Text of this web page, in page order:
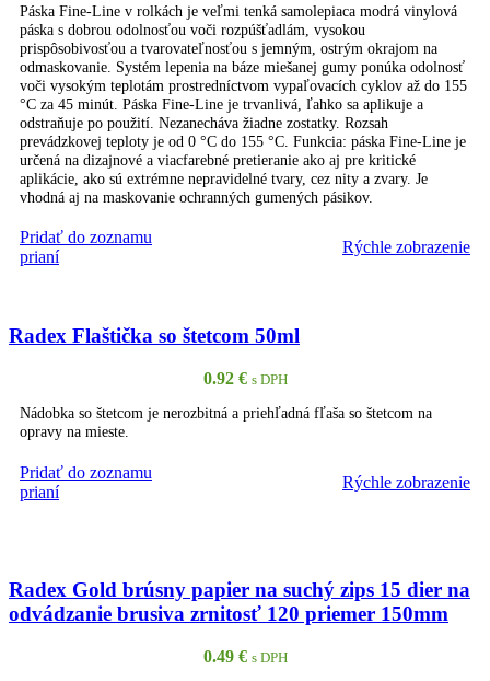
Páska Fine-Line v rolkách je veľmi tenká samolepiaca modrá vinylová
páska s dobrou odolnosťou voči rozpúšťadlám, vysokou
prispôsobivosťou a tvarovateľnosťou s jemným, ostrým okrajom na
odmaskovanie. Systém lepenia na báze miešanej gumy ponúka odolnosť
voči vysokým teplotám prostredníctvom vypaľovacích cyklov až do 155
°C za 45 minút. Páska Fine-Line je trvanlivá, ľahko sa aplikuje a
odstraňuje po použití. Nezanecháva žiadne zostatky. Rozsah
prevádzkovej teploty je od 0 °C do 155 °C. Funkcia: páska Fine-Line je
určená na dizajnové a viacfarebné pretieranie ako aj pre kritické
aplikácie, ako sú extrémne nepravidelné tvary, cez nity a zvary. Je
vhodná aj na maskovanie ochranných gumených pásikov.
Pridať do zoznamu
prianí
Rýchle zobrazenie
Radex Flaštička so štetcom 50ml
0.92 € s DPH
Nádobka so štetcom je nerozbitná a priehľadná fľaša so štetcom na
opravy na mieste.
Pridať do zoznamu
prianí
Rýchle zobrazenie
Radex Gold brúsny papier na suchý zips 15 dier na
odvádzanie brusiva zrnitosť 120 priemer 150mm
0.49 € s DPH